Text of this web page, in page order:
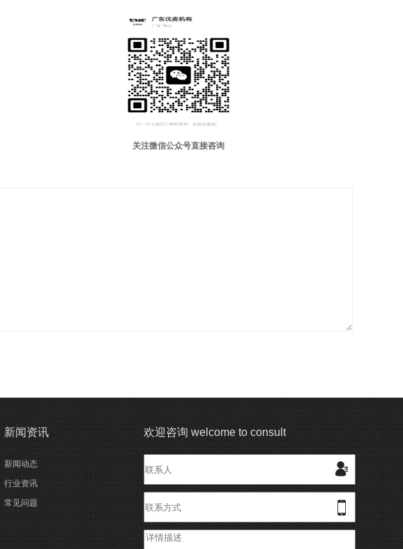
关注微信公众号直接咨询
新闻资讯
新闻动态
行业资讯
常见问题
欢迎咨询 welcome to consult

